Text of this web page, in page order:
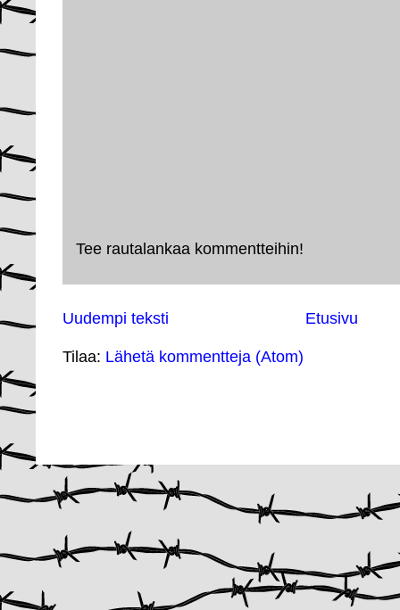
Tee rautalankaa kommentteihin!
Uudempi teksti Etusivu
Tilaa: Lähetä kommentteja (Atom)